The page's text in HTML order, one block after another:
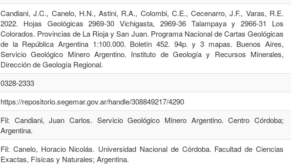
Candiani, J.C., Canelo, H.N., Astini, R.A., Colombi, C.E., Cecenarro, J.F., Varas, R.E.
2022. Hojas Geológicas 2969-30 Vichigasta, 2969-36 Talampaya y 2966-31 Los
Colorados. Provincias de La Rioja y San Juan. Programa Nacional de Cartas Geológicas
de la República Argentina 1:100.000. Boletín 452. 94p. y 3 mapas. Buenos Aires,
Servicio Geológico Minero Argentino. Instituto de Geología y Recursos Minerales,
Dirección de Geología Regional.
0328-2333
https://repositorio.segemar.gov.ar/handle/308849217/4290
Fil: Candiani, Juan Carlos. Servicio Geológico Minero Argentino. Centro Córdoba;
Argentina.
Fil: Canelo, Horacio Nicolás. Universidad Nacional de Córdoba. Facultad de Ciencias
Exactas, Físicas y Naturales; Argentina.